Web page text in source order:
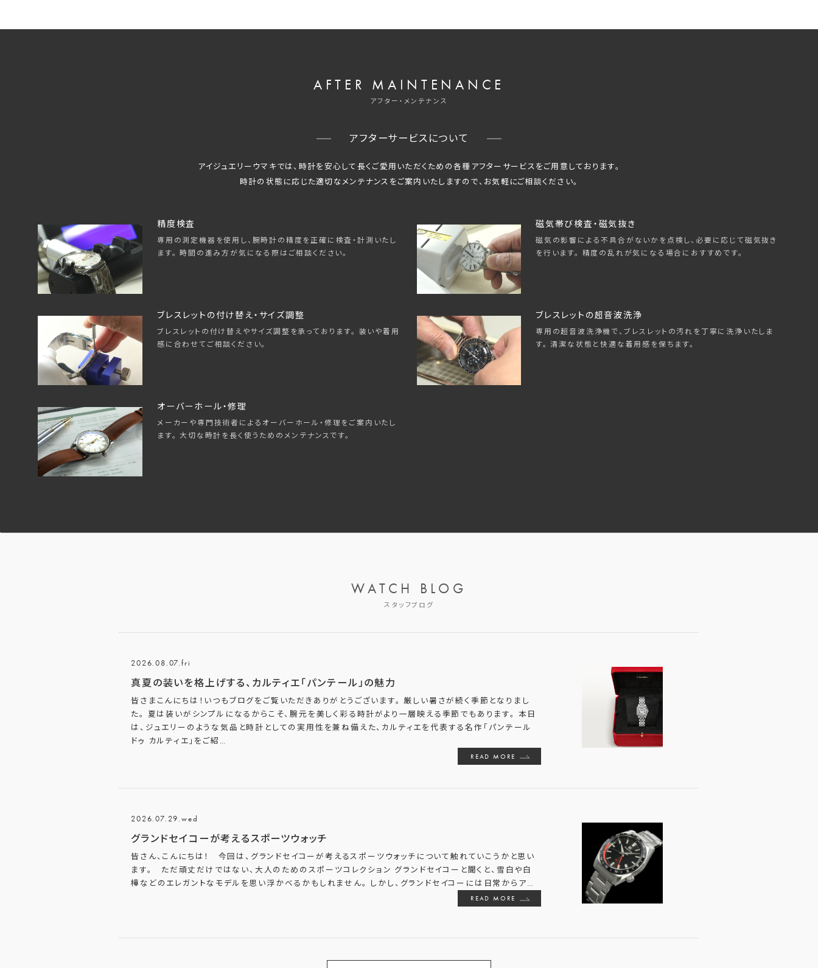
AFTER MAINTENANCE
アフター・メンテナンス
アフターサービスについて
アイジュエリーウマキでは、時計を安心して長くご愛用いただくための各種アフターサービスをご用意しております。
時計の状態に応じた適切なメンテナンスをご案内いたしますので、 お気軽にご相談ください。
精度検査
専用の測定機器を使用し、腕時計の精度を正確に検査・計測いたし
ます。 時間の進み方が気になる際はご相談ください。
磁気帯び検査・磁気抜き
磁気の影響による不具合がないかを点検し、必要に応じて磁気抜き
を行います。 精度の乱れが気になる場合におすすめです。
ブレスレットの付け替え・サイズ調整
ブレスレットの付け替えやサイズ調整を承っております。 装いや着用
感に合わせてご相談ください。
ブレスレットの超音波洗浄
専用の超音波洗浄機で、ブレスレットの汚れを丁寧に洗浄いたしま
す。 清潔な状態と快適な着用感を保ちます。
オーバーホール・修理
メーカーや専門技術者によるオーバーホール・修理をご案内いたし
ます。 大切な時計を長く使うためのメンテナンスです。
WATCH BLOG
スタッフブログ
2026.08.07.fri
真夏の装いを格上げする、カルティエ「パンテール」の魅力
皆さまこんにちは！いつもブログをご覧いただきありがとうございます。 厳しい暑さが続く季節となりまし
た。 夏は装いがシンプルになるからこそ、腕元を美しく彩る時計がより一層映える季節でもあります。 本日
は、ジュエリーのような気品と時計としての実用性を兼ね備えた、カルティエを代表する名作「パンテール
ドゥ カルティエ」をご紹 …
READ MORE
2026.07.29.wed
グランドセイコーが考えるスポーツウォッチ
皆さん、こんにちは！ 今回は、グランドセイコーが考えるスポーツウォッチについて触れていこうかと思い
ます。 ただ頑丈だけではない、大人のためのスポーツコレクション グランドセイコーと聞くと、雪白や白
樺などのエレガントなモデルを思い浮かべるかもしれません。 しかし、グランドセイコーには日常からア…
READ MORE